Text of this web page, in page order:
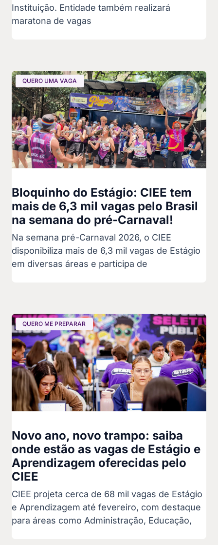
Instituição. Entidade também realizará
maratona de vagas
QUERO UMA VAGA
Bloquinho do Estágio: CIEE tem
mais de 6,3 mil vagas pelo Brasil
na semana do pré-Carnaval!
Na semana pré-Carnaval 2026, o CIEE
disponibiliza mais de 6,3 mil vagas de Estágio
em diversas áreas e participa de
QUERO ME PREPARAR
Novo ano, novo trampo: saiba
onde estão as vagas de Estágio e
Aprendizagem oferecidas pelo
CIEE
CIEE projeta cerca de 68 mil vagas de Estágio
e Aprendizagem até fevereiro, com destaque
para áreas como Administração, Educação,